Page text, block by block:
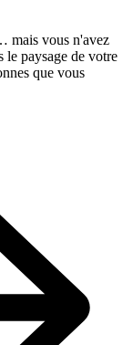
mais vous n'avez
le paysage de votre
que vous